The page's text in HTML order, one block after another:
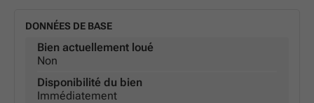
DONNÉES DE BASE
Bien actuellement loué
Non
Disponibilité du bien
Immédiatement